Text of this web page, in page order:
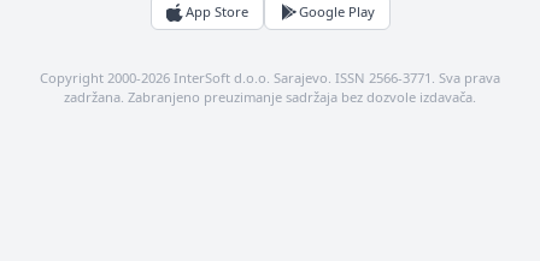
App Store Google Play
Copyright 2000-2026 InterSoft d.o.o. Sarajevo. ISSN 2566-3771. Sva prava
zadržana. Zabranjeno preuzimanje sadržaja bez dozvole izdavača.